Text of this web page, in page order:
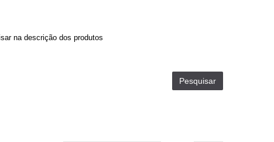
na descrição dos produtos